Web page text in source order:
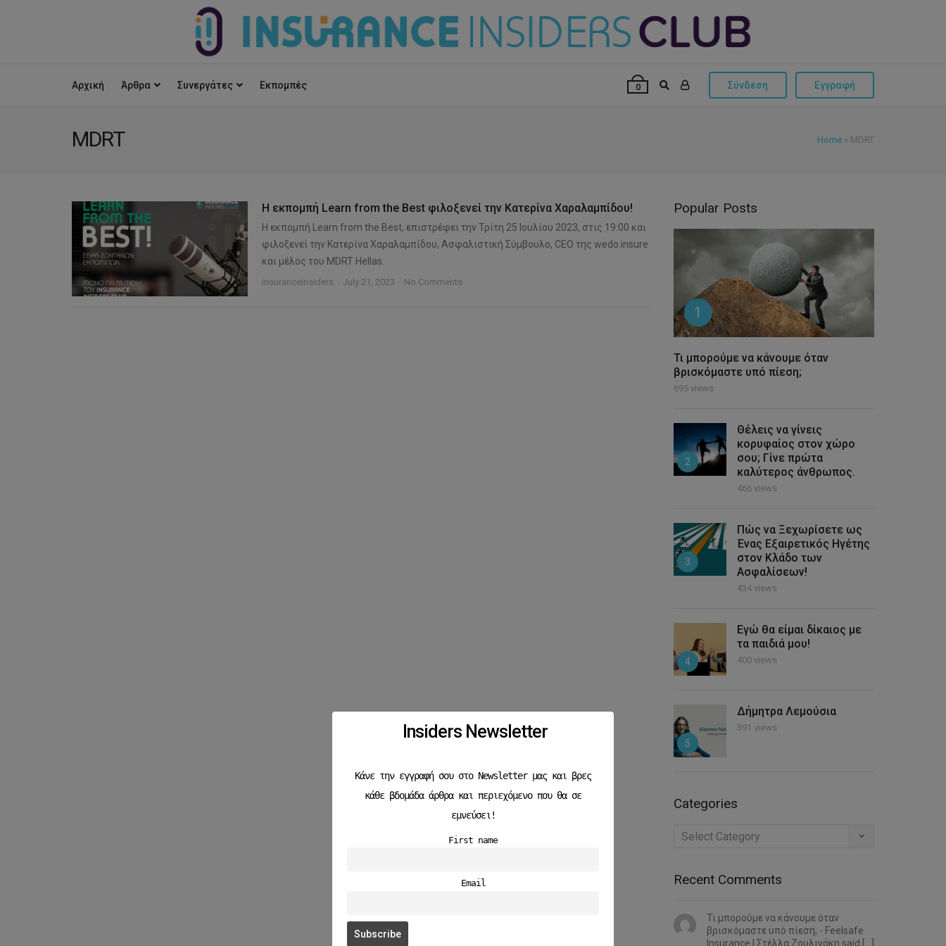
Αρχική Άρθρα Συνεργάτες Εκπομπές 0 Σύνδεση Εγγραφή
Home » MDRT
MDRT
Η εκπομπή Learn from the Best φιλοξενεί την Κατερίνα Χαραλαμπίδου!
Η εκπομπή Learn from the Best, επιστρέφει την Τρίτη 25 Ιουλίου 2023, στις 19:00 και
φιλοξενεί την Κατερίνα Χαραλαμπίδου, Ασφαλιστική Σύμβουλο, CEO της wedo.insure
και μέλος του MDRT Hellas.
insuranceinsiders July 21, 2023 No Comments
Popular Posts
1
Τι μπορούμε να κάνουμε όταν
βρισκόμαστε υπό πίεση;
695 views
2
Θέλεις να γίνεις
κορυφαίος στον χώρο
σου; Γίνε πρώτα
καλύτερος άνθρωπος.
466 views
3
Πώς να Ξεχωρίσετε ως
Ένας Εξαιρετικός Ηγέτης
στον Κλάδο των
Ασφαλίσεων!
434 views
4
Εγώ θα είμαι δίκαιος με
τα παιδιά μου!
400 views
5
Δήμητρα Λεμούσια
391 views
Categories
Categories
Recent Comments
Τι μπορούμε να κάνουμε όταν
βρισκόμαστε υπό πίεση; - Feelsafe
Insurance | Στέλλα Ζουλινάκη said […]
Insiders Newsletter
Κάνε την εγγραφή σου στο Newsletter μας και βρες
κάθε βδομάδα άρθρα και περιεχόμενο που θα σε
εμνεύσει!
First name
Email